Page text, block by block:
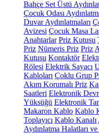
Bahçe Set Üstü
Çocuk Odası
Duvar Aydınlatmaları
Avizesi Çocuk Masa
Anahtarlar Priz Kutusu
Priz Nümeris Priz Priz
Kutusu Kontaktör
Rölesi Elektrik Sayacı
Kabloları Çoklu Grup
Akım Korumalı Priz
Saatleri Elektronik
Yüksüğü Elektronik
Makaron Kablo Kablo
Toplayıcı Kablo Kanalı
Aydınlatma Halatları